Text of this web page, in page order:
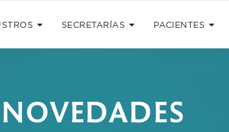
SECRETARÍAS PACIENTES
NOVEDADES